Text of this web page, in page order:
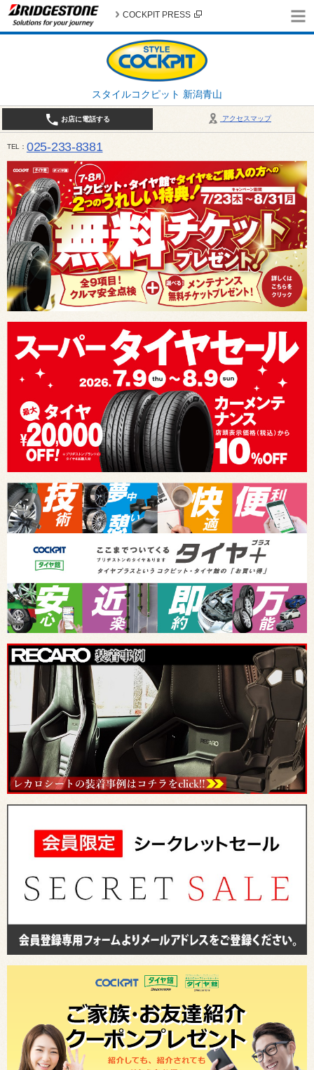
スタイルコクピット 新潟青山
COCKPIT PRESS
アクセスマップ
お店に電話する
TEL 025-233-8381
営業時間は10:00～18:30 作業、商談受付は10:00〜18:00です。 / 定休日：2026年 8月のお休み
（日曜日）、19日（水曜日）26日（水曜日）